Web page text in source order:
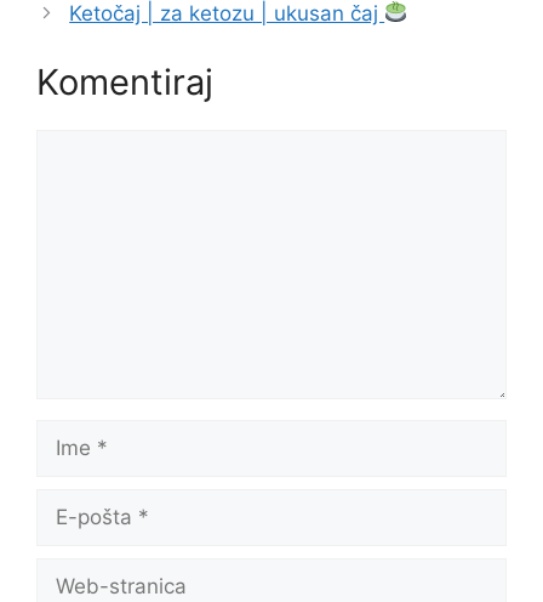
Ketočaj | za ketozu | ukusan čaj
Komentiraj
Ime
pošta
Web-